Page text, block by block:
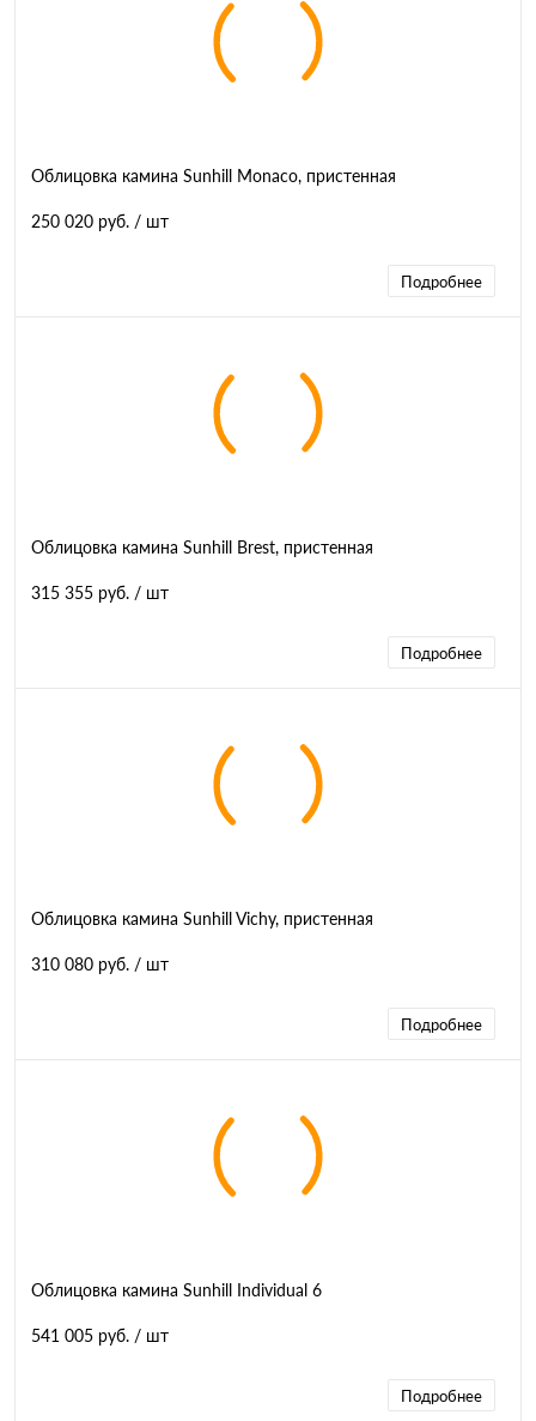
Облицовка камина Sunhill Monaco, пристенная
250 020 руб. / шт
Подробнее
Облицовка камина Sunhill Brest, пристенная
315 355 руб. / шт
Подробнее
Облицовка камина Sunhill Vichy, пристенная
310 080 руб. / шт
Подробнее
Облицовка камина Sunhill Individual 6
541 005 руб. / шт
Подробнее